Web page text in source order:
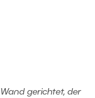
gerichtet, der